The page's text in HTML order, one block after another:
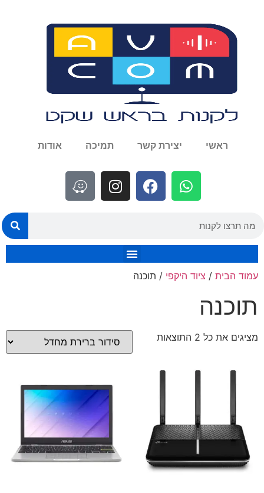
ראשי יצירת קשר תמיכה אודות
עמוד הבית / ציוד היקפי / תוכנה
תוכנה
מציגים את כל ⁦2⁩ התוצאות